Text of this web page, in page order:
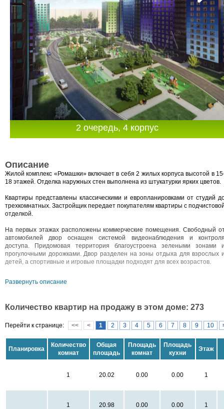
2 очередь, 4 корпус
Описание
Жилой комплекс «Ромашки» включает в себя 2 жилых корпуса высотой в
18 этажей. Отделка наружных стен выполнена из штукатурки ярких цветов.
Квартиры представлены классическими и европланировками от студий
трехкомнатных. Застройщик передает покупателям квартиры с
отделкой.
На первых этажах расположены коммерческие помещения. Свободный
автомобилей двор оснащен системой видеонаблюдения и
доступа. Придомовая территория благоустроена зелеными зонами
прогулочными дорожками. Двор разделен на зоны отдыха для взрослых
детей, а спортивные и игровые площадки подходят для всех возрастов.
Жилой комплекс расположен в пяти минутах пешком от набережной
Охта. В 20 минутах транспортом находятся «Максидом», «МЕГА
Кавголово и ездить на озёра. Метро «Девяткино» и выезд на КАД – в
Развернуть описание
Количество квартир на продажу в этом доме: 273
Перейти к странице: << < 1 2 3 4 5 6 7 8 9 10
Планировка
Количество
комнат
Общая
площадь
Площадь
комнат
Площадь
кухни
Этаж
1 20.02 0.00 0.00 1
1 20.98 0.00 0.00 1